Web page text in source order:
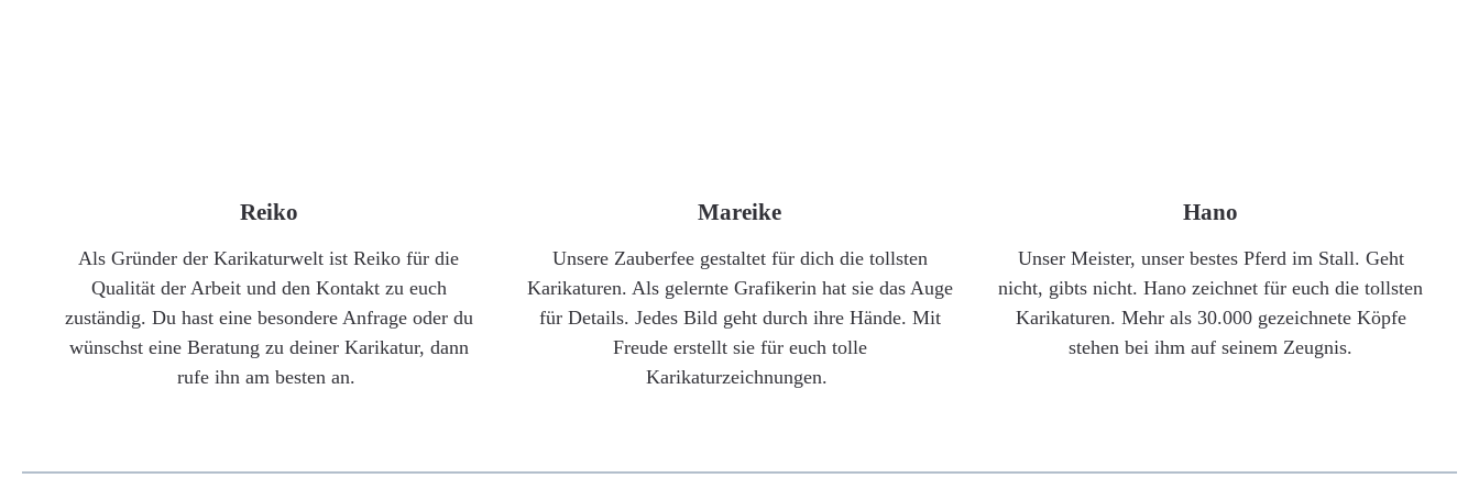
Reiko
Als Gründer der Karikaturwelt ist Reiko für die
Qualität der Arbeit und den Kontakt zu euch
zuständig. Du hast eine besondere Anfrage oder du
wünschst eine Beratung zu deiner Karikatur, dann
rufe ihn am besten an.
Mareike
Unsere Zauberfee gestaltet für dich die tollsten
Karikaturen. Als gelernte Grafikerin hat sie das Auge
für Details. Jedes Bild geht durch ihre Hände. Mit
Freude erstellt sie für euch tolle
Karikaturzeichnungen.
Hano
Unser Meister, unser bestes Pferd im Stall. Geht
nicht, gibts nicht. Hano zeichnet für euch die tollsten
Karikaturen. Mehr als 30.000 gezeichnete Köpfe
stehen bei ihm auf seinem Zeugnis.